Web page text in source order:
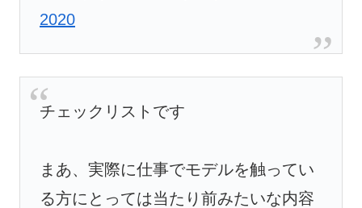
2020
チェックリストです
まあ、実際に仕事でモデルを触ってい
る方にとっては当たり前みたいな内容